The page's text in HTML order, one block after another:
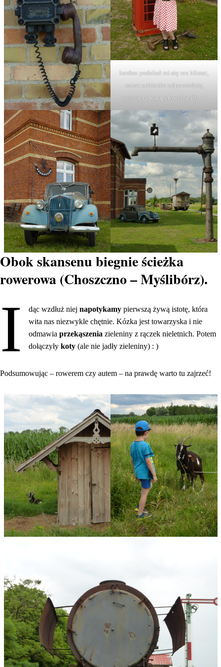
bardzo podobał mi się ten klimat,
nawet sukienke odpowiednią
wyjęłam z kamperowej szafy ; P
Obok skansenu biegnie ścieżka
rowerowa (Choszczno – Myślibórz).
I dąc wzdłuż niejnapotykamypierwszą żywą istotę, która
wita nas niezwykle chętnie. Kózka jest towarzyska i nie
odmawiaprzekąszeniazieleniny z rączek nieletnich. Potem
dołączyłykoty(ale nie jadły zieleniny) : )
Podsumowując – rowerem czy autem – na prawdę warto tu zajrzeć!